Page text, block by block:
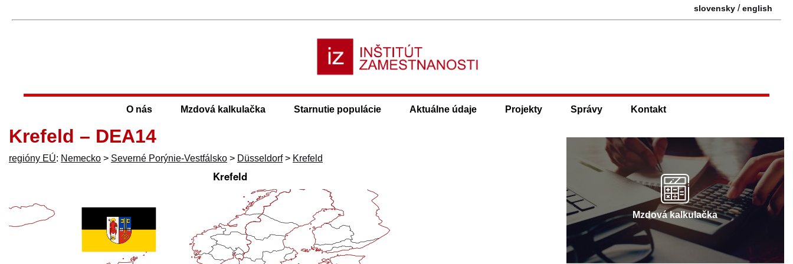
slovensky /english
O nás Mzdová kalkulačka Starnutie populácie Aktuálne údaje Projekty Správy Kontakt
Krefeld – DEA14
regióny EÚ: Nemecko > Severné Porýnie-Vestfálsko > Düsseldorf> Krefeld
Mzdová kalkulačka